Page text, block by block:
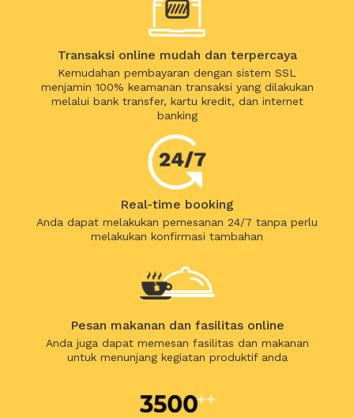
Transaksi online mudah dan terpercaya
Kemudahan pembayaran dengan sistem SSL
menjamin 100% keamanan transaksi yang dilakukan
melalui bank transfer, kartu kredit, dan internet
banking
Real-time booking
Anda dapat melakukan pemesanan 24/7 tanpa perlu
melakukan konfirmasi tambahan
Pesan makanan dan fasilitas online
Anda juga dapat memesan fasilitas dan makanan
untuk menunjang kegiatan produktif anda